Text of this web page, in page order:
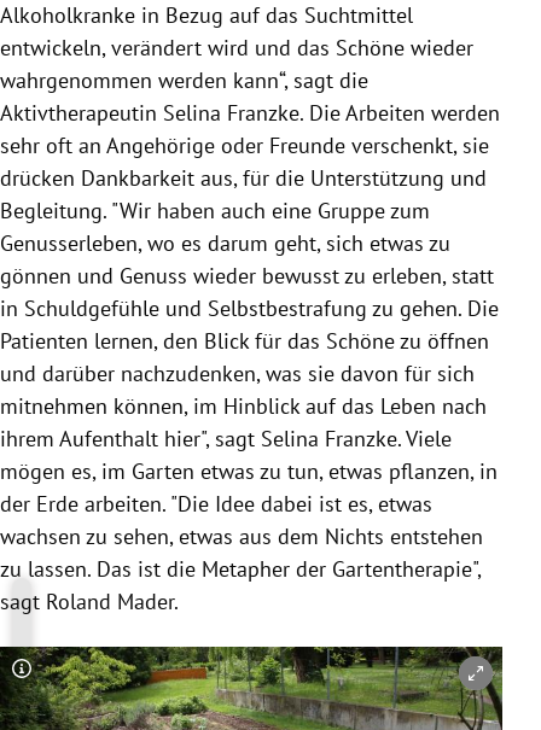
Alkoholkranke in Bezug auf das Suchtmittel
entwickeln, verändert wird und das Schöne wieder
wahrgenommen werden kann“, sagt die
Aktivtherapeutin Selina Franzke. Die Arbeiten werden
sehr oft an Angehörige oder Freunde verschenkt, sie
drücken Dankbarkeit aus, für die Unterstützung und
Begleitung. "Wir haben auch eine Gruppe zum
Genusserleben, wo es darum geht, sich etwas zu
gönnen und Genuss wieder bewusst zu erleben, statt
in Schuldgefühle und Selbstbestrafung zu gehen. Die
Patienten lernen, den Blick für das Schöne zu öffnen
und darüber nachzudenken, was sie davon für sich
mitnehmen können, im Hinblick auf das Leben nach
ihrem Aufenthalt hier", sagt Selina Franzke. Viele
mögen es, im Garten etwas zu tun, etwas pflanzen, in
der Erde arbeiten. "Die Idee dabei ist es, etwas
wachsen zu sehen, etwas aus dem Nichts entstehen
zu lassen. Das ist die Metapher der Gartentherapie",
sagt Roland Mader.
Copyright-Hinweis öffnen/schließen